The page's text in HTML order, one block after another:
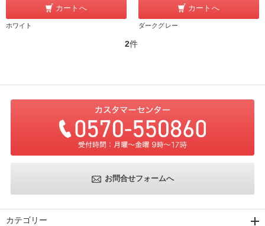
カートへ
ホワイト
カートへ
ダークグレー
2件
お問合せフォームへ
カテゴリー